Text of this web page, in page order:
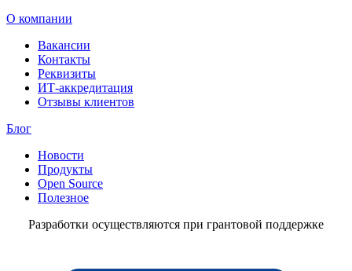
О компании
Вакансии
Контакты
Реквизиты
ИТ-аккредитация
Отзывы клиентов
Блог
Новости
Продукты
Open Source
Полезное
Разработки осуществляются при грантовой поддержке